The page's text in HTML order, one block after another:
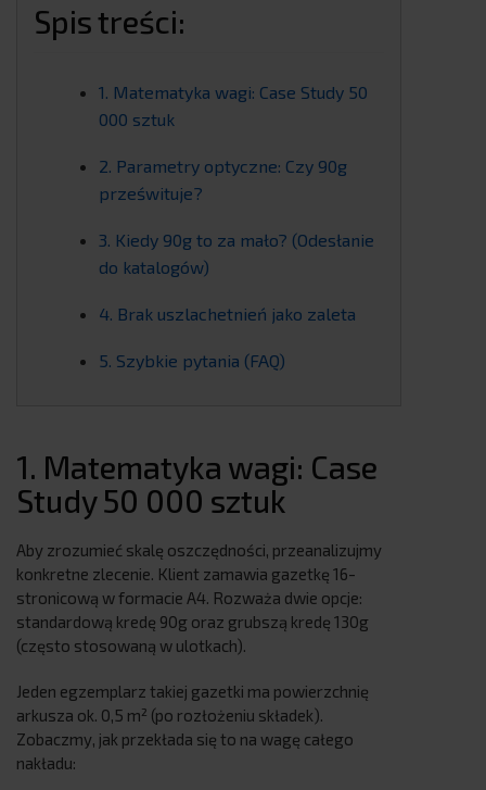
Spis treści:
1. Matematyka wagi: Case Study 50
000 sztuk
2. Parametry optyczne: Czy 90g
prześwituje?
3. Kiedy 90g to za mało? (Odesłanie
do katalogów)
4. Brak uszlachetnień jako zaleta
5. Szybkie pytania (FAQ)
1. Matematyka wagi: Case
Study 50 000 sztuk
Aby zrozumieć skalę oszczędności, przeanalizujmy
konkretne zlecenie. Klient zamawia gazetkę 16-
stronicową w formacie A4. Rozważa dwie opcje:
standardową kredę 90g oraz grubszą kredę 130g
(często stosowaną w ulotkach).
Jeden egzemplarz takiej gazetki ma powierzchnię
arkusza ok. 0,5 m² (po rozłożeniu składek).
Zobaczmy, jak przekłada się to na wagę całego
nakładu: